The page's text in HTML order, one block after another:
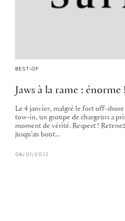
BEST-OF
Jaws à la rame : énorme !
Le 4 janvier, malgré le fort off-shore
tow-in, un groupe de chargeurs a
moment de vérité. Respect !
jusqu'au bout...
08/01/2012